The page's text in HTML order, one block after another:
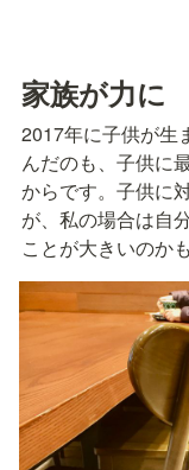
家族が力に
2017年に子供が生
んだのも、子供に
からです。子供に
が、私の場合は自
ことが大きいのか